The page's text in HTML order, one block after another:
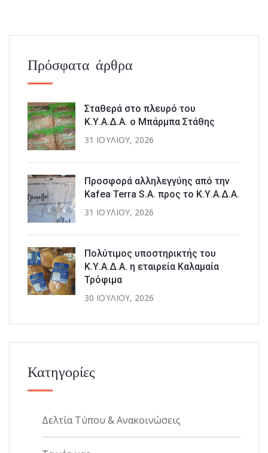
Πρόσφατα άρθρα
Σταθερά στο πλευρό του
Κ.Υ.Α.Δ.Α. ο Μπάρμπα Στάθης
31 ΙΟΥΛΊΟΥ, 2026
Προσφορά αλληλεγγύης από την
Kafea Terra S.A. προς το Κ.Υ.Α.Δ.Α.
31 ΙΟΥΛΊΟΥ, 2026
Πολύτιμος υποστηρικτής του
Κ.Υ.Α.Δ.Α. η εταιρεία Καλαμαία
Τρόφιμα
30 ΙΟΥΛΊΟΥ, 2026
Κατηγορίες
Δελτία Τύπου & Ανακοινώσεις